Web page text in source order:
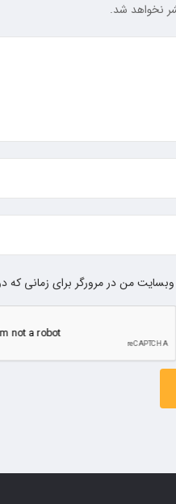
نخواهد شد.
وبسایت من در مرورگر برای زمانی که